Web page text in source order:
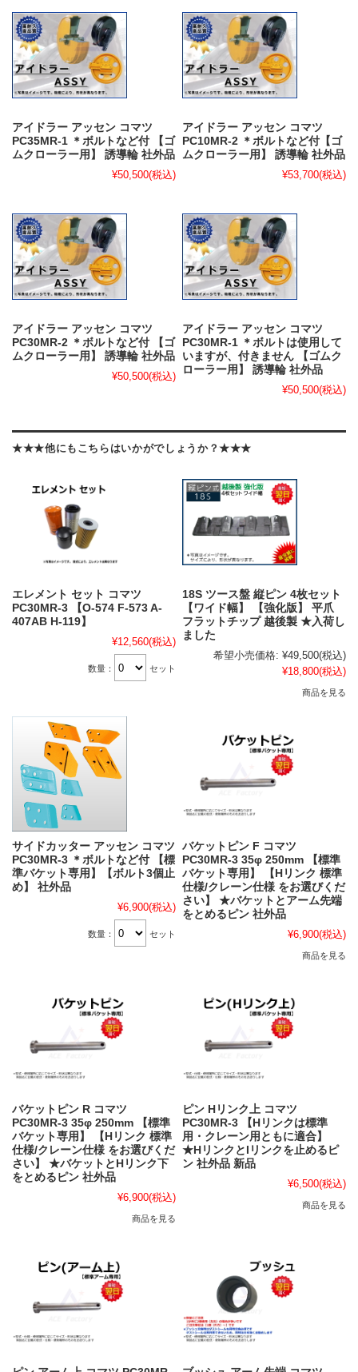
アイドラー アッセン コマツ
PC35MR-1 ＊ボルトなど付 【ゴ
ムクローラー用】 誘導輪 社外品
¥50,500(税込)
アイドラー アッセン コマツ
PC10MR-2 ＊ボルトなど付【ゴ
ムクローラー用】 誘導輪 社外品
¥53,700(税込)
アイドラー アッセン コマツ
PC30MR-2 ＊ボルトなど付 【ゴ
ムクローラー用】 誘導輪 社外品
¥50,500(税込)
アイドラー アッセン コマツ
PC30MR-1 ＊ボルトは使用して
いますが、付きません 【ゴムク
ローラー用】 誘導輪 社外品
¥50,500(税込)
★★★他にもこちらはいかがでしょうか？★★★
エレメント セット コマツ
PC30MR-3 【O-574 F-573 A-
407AB H-119】
¥12,560(税込)
数量： セット
18S ツース盤 縦ピン 4枚セット
【ワイド幅】 【強化版】 平爪
フラットチップ 越後製 ★入荷し
ました
希望小売価格: ¥49,500(税込)
¥18,800(税込)
商品を見る
サイドカッター アッセン コマツ
PC30MR-3 ＊ボルトなど付 【標
準バケット専用】【ボルト3個止
め】 社外品
¥6,900(税込)
数量： セット
バケットピン F コマツ
PC30MR-3 35φ 250mm 【標準
バケット専用】 【Hリンク 標準
仕様/クレーン仕様 をお選びくだ
さい】 ★バケットとアーム先端
をとめるピン 社外品
¥6,900(税込)
商品を見る
バケットピン R コマツ
PC30MR-3 35φ 250mm 【標準
バケット専用】 【Hリンク 標準
仕様/クレーン仕様 をお選びくだ
さい】 ★バケットとHリンク下
をとめるピン 社外品
¥6,900(税込)
商品を見る
ピン Hリンク上 コマツ
PC30MR-3 【Hリンクは標準
用・クレーン用ともに適合】
★HリンクとIリンクを止めるピ
ン 社外品 新品
¥6,500(税込)
商品を見る